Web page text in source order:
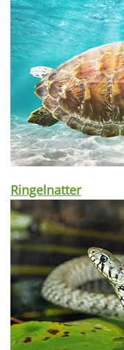
Ringelnatter